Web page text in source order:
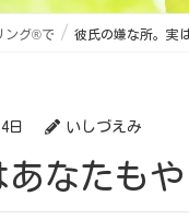
ング®で 彼氏の嫌な所。実
日 いしづえみ
あなたも